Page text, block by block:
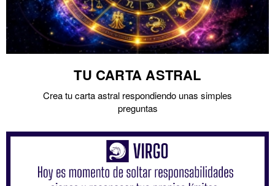
TU CARTA ASTRAL
Crea tu carta astral respondiendo unas simples
preguntas